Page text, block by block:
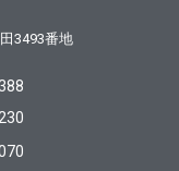
3493番地